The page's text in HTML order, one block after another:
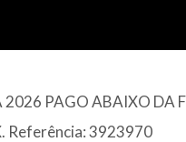
PAGO ABAIXO DA
Referência: 3923970